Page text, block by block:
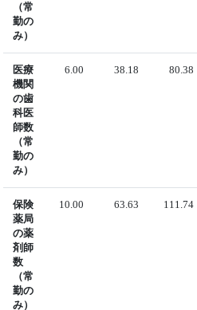
（常
勤の
み）
医療
機関
の歯
科医
師数
（常
勤の
み）
6.00 38.18 80.38
保険
薬局
の薬
剤師
数
（常
勤の
み）
10.00 63.63 111.74